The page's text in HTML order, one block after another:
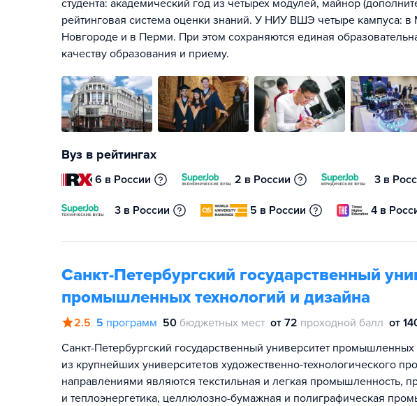
студента: академический год из четырех модулей, майнор
рейтинговая система оценки знаний. У НИУ ВШЭ четыре кампуса:
Новгороде и в Перми. При этом сохраняются единая
качеству образования и приему.
Вуз в рейтингах
6 в России 2 в России 3 в
3 в России 5 в России 4 в
Санкт-Петербургский государственный
промышленных технологий и дизайна
2.5 5 программ 50 бюджетных мест от 72 проходной балл от
Санкт-Петербургский государственный университет
из крупнейших университетов художественно-технологического
направлениями являются текстильная и легкая промышленность,
и теплоэнергетика, целлюлозно-бумажная и полиграфическая